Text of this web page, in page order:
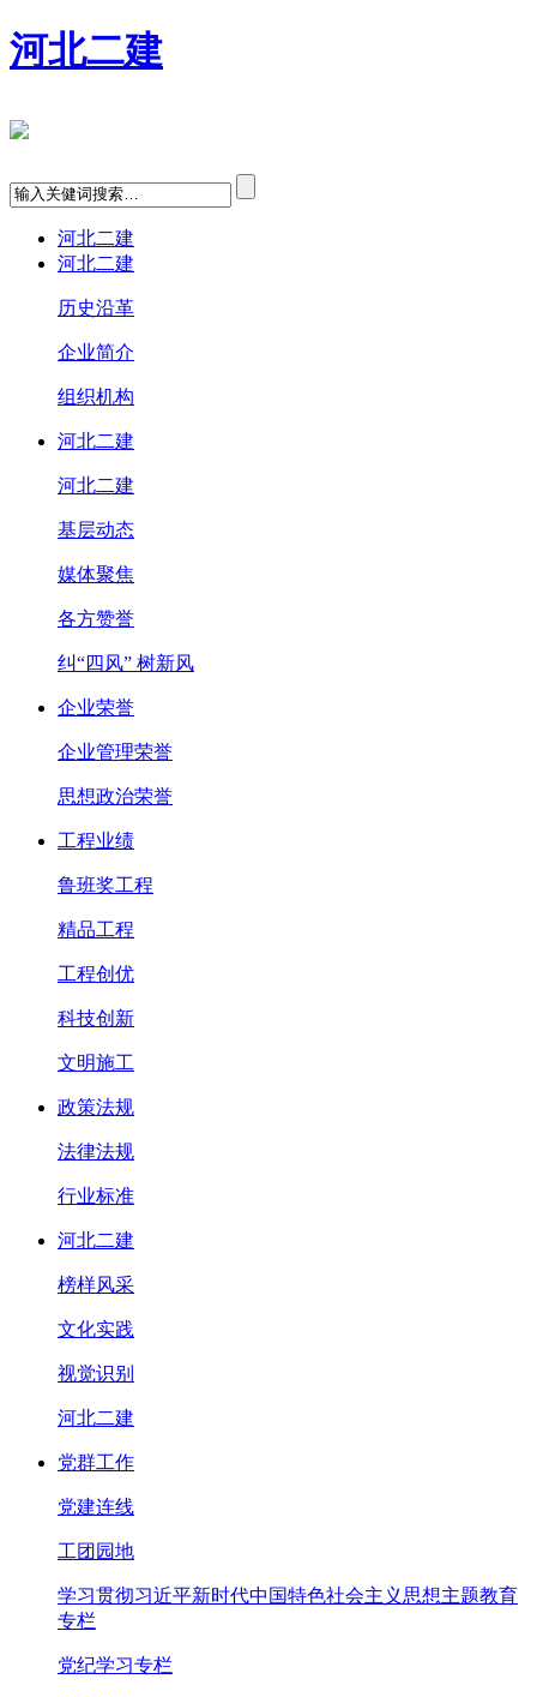
河北二建
河北二建
河北二建
历史沿革
企业简介
组织机构
河北二建
河北二建
基层动态
媒体聚焦
各方赞誉
纠“四风” 树新风
企业荣誉
企业管理荣誉
思想政治荣誉
工程业绩
鲁班奖工程
精品工程
工程创优
科技创新
文明施工
政策法规
法律法规
行业标准
河北二建
榜样风采
文化实践
视觉识别
河北二建
党群工作
党建连线
工团园地
学习贯彻习近平新时代中国特色社会主义思想主题教育
专栏
党纪学习专栏